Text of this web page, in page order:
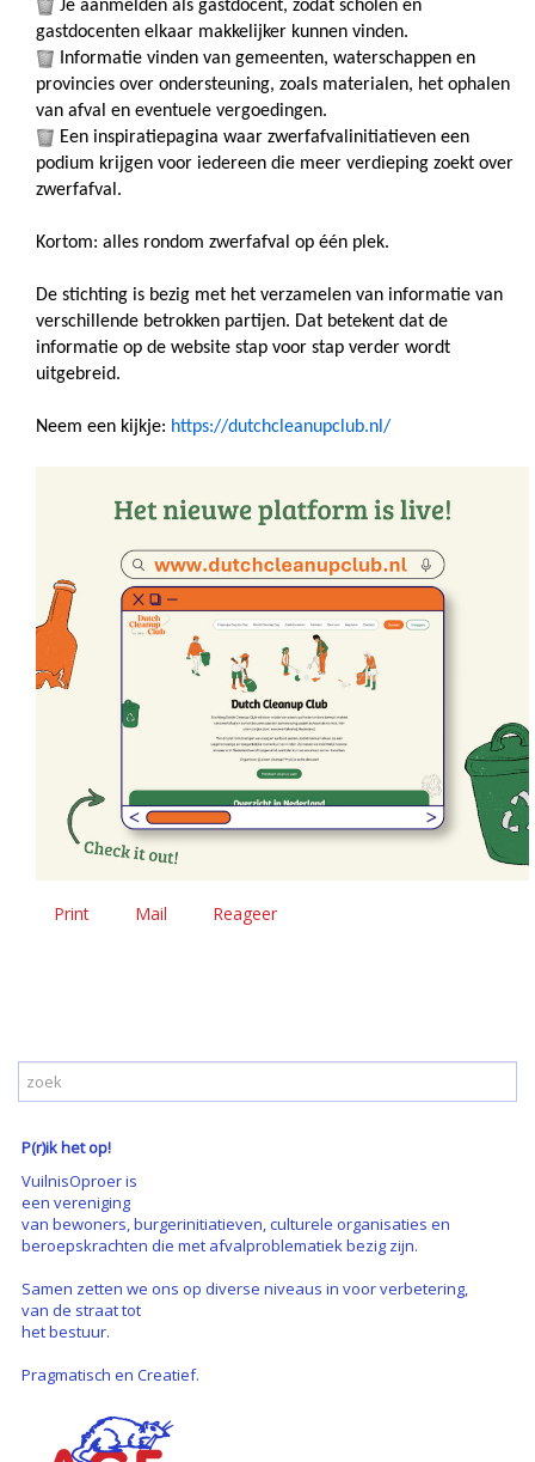
Je aanmelden als gastdocent, zodat scholen en
gastdocenten elkaar makkelijker kunnen vinden.
Informatie vinden van gemeenten, waterschappen en
provincies over ondersteuning, zoals materialen, het ophalen
van afval en eventuele vergoedingen.
Een inspiratiepagina waar zwerfafvalinitiatieven een
podium krijgen voor iedereen die meer verdieping zoekt over
zwerfafval.
Kortom: alles rondom zwerfafval op één plek.
De stichting is bezig met het verzamelen van informatie van
verschillende betrokken partijen. Dat betekent dat de
informatie op de website stap voor stap verder wordt
uitgebreid.
Neem een kijkje: https://dutchcleanupclub.nl/
Print Mail Reageer
P(r)ik het op!
VuilnisOproer is
een vereniging
van bewoners, burgerinitiatieven, culturele organisaties en
beroepskrachten die met afvalproblematiek bezig zijn.
Samen zetten we ons op diverse niveaus in voor verbetering,
van de straat tot
het bestuur.
Pragmatisch en Creatief.